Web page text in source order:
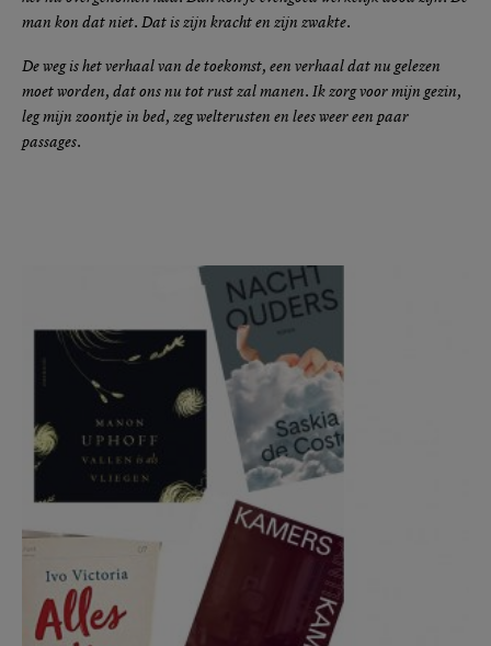
man kon dat niet. Dat is zijn kracht en zijn zwakte.
De weg is het verhaal van de toekomst, een verhaal dat nu gelezen
moet worden, dat ons nu tot rust zal manen. Ik zorg voor mijn gezin,
leg mijn zoontje in bed, zeg welterusten en lees weer een paar
passages.